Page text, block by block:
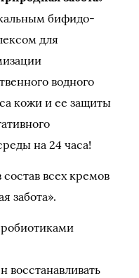
бифидо-
для
водного
кожи и ее защиты
на 24 часа!
всех кремов
забота».